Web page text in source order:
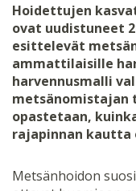
Hoidettujen
ovat uudistuneet
esittelevät
ammattilaisille
harvennusmalli
metsänomistajan
opastetaan,
rajapinnan
Metsänhoidon